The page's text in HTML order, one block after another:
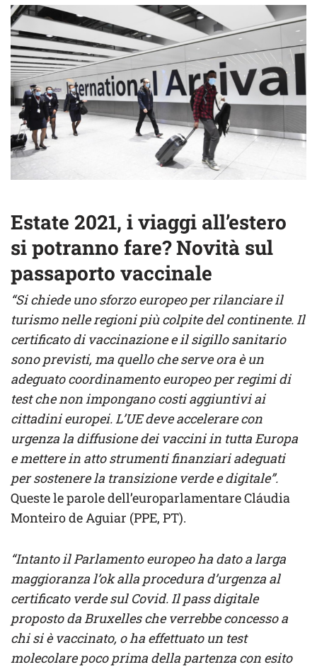
Estate 2021, i viaggi all’estero
si potranno fare? Novità sul
passaporto vaccinale
“Si chiede uno sforzo europeo per rilanciare il
turismo nelle regioni più colpite del continente. Il
certificato di vaccinazione e il sigillo sanitario
sono previsti, ma quello che serve ora è un
adeguato coordinamento europeo per regimi di
test che non impongano costi aggiuntivi ai
cittadini europei. L’UE deve accelerare con
urgenza la diffusione dei vaccini in tutta Europa
e mettere in atto strumenti finanziari adeguati
per sostenere la transizione verde e digitale”.
Queste le parole dell’europarlamentare Cláudia
Monteiro de Aguiar (PPE, PT).
“Intanto il Parlamento europeo ha dato a larga
maggioranza l’ok alla procedura d’urgenza al
certificato verde sul Covid. Il pass digitale
proposto da Bruxelles che verrebbe concesso a
chi si è vaccinato, o ha effettuato un test
molecolare poco prima della partenza con esito